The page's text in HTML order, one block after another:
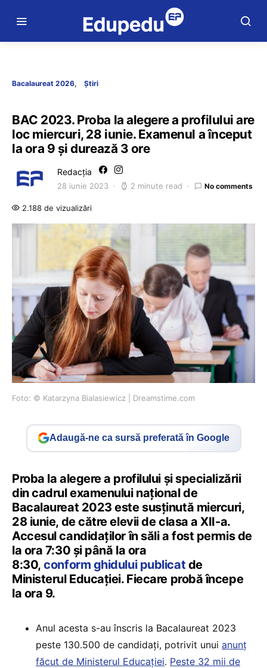
Bacalaureat 2026 Știri
BAC 2023. Proba la alegere a profilului are
loc miercuri, 28 iunie. Examenul a început
la ora 9 și durează 3 ore
Redacția
28 iunie 2023 2 minute read No comments
2.188 de vizualizări
Foto: © Katarzyna Bialasiewicz | Dreamstime.com
Adaugă-ne ca sursă preferată în Google
Proba la alegere a profilului și specializării
din cadrul examenului național de
Bacalaureat 2023 este susținută miercuri,
28 iunie, de către elevii de clasa a XII-a.
Accesul candidaților în săli a fost permis de
la ora 7:30 și până la ora
8:30,conform ghidului publicat de
Ministerul Educației. Fiecare probă începe
la ora 9.
Anul acesta s-au înscris la Bacalaureat 2023
peste 130.500 de candidați, potrivit unui anunț
făcut de Ministerul Educației. Peste 32 mii de